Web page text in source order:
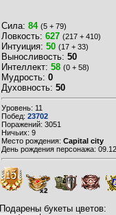
Сила: 84 (5 + 79)
Ловкость: 627 (217 + 410)
Интуиция: 50 (17 + 33)
Выносливость: 50
Интеллект: 58 (0 + 58)
Мудрость: 0
Духовность: 50
Уровень: 11
Побед: 23702
Поражений: 3051
Ничьих: 9
Место рождения: Capital city
День рождения персонажа:
x2
Подарены букеты цветов: